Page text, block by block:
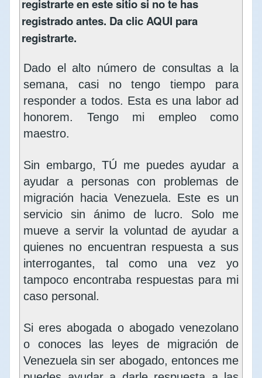
registrarte en este sitio si no te has
registrado antes. Da clicAQUI para
registrarte.
Dado el alto número de consultas a la
semana, casi no tengo tiempo para
responder a todos. Esta es una labor ad
honorem. Tengo mi empleo como
maestro.
Sin embargo, TÚ me puedes ayudar a
ayudar a personas con problemas de
migración hacia Venezuela. Este es un
servicio sin ánimo de lucro. Solo me
mueve a servir la voluntad de ayudar a
quienes no encuentran respuesta a sus
interrogantes, tal como una vez yo
tampoco encontraba respuestas para mi
caso personal.
Si eres abogada o abogado venezolano
o conoces las leyes de migración de
Venezuela sin ser abogado, entonces me